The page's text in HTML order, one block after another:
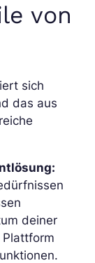
von
sich
das aus
deiner